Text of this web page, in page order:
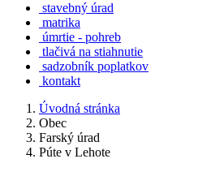
stavebný úrad
matrika
úmrtie - pohreb
tlačivá na stiahnutie
sadzobník poplatkov
kontakt
Úvodná stránka
Obec
Farský úrad
Púte v Lehote